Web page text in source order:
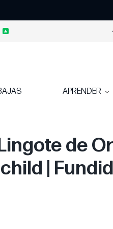
APRENDER
de
|